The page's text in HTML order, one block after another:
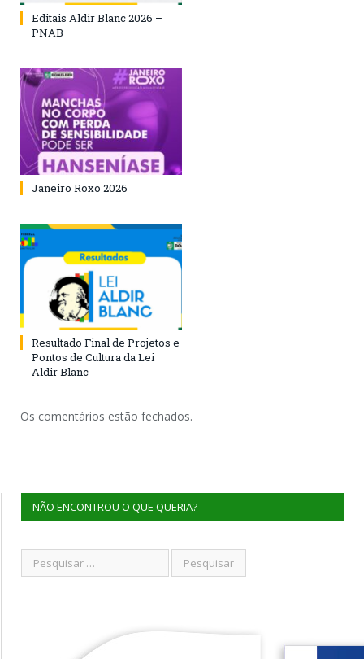
Editais Aldir Blanc 2026 –
PNAB
Janeiro Roxo 2026
Resultado Final de Projetos e
Pontos de Cultura da Lei
Aldir Blanc
Os comentários estão fechados.
NÃO ENCONTROU O QUE QUERIA?